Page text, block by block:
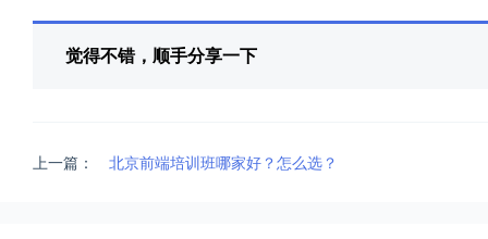
觉得不错，顺手分享一下
上一篇： 北京前端培训班哪家好？怎么选？